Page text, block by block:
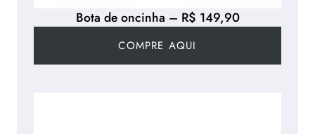
Bota de oncinha – R$ 149,90
COMPRE AQUI